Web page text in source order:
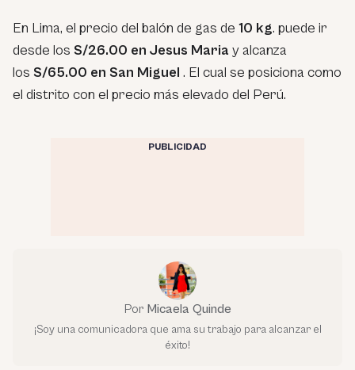
En Lima, el precio del balón de gas de 10 kg. puede ir
desde los S/26.00 en Jesus Maria y alcanza
los S/65.00 en San Miguel . El cual se posiciona como
el distrito con el precio más elevado del Perú.
PUBLICIDAD
Por Micaela Quinde
¡Soy una comunicadora que ama su trabajo para alcanzar el
éxito!